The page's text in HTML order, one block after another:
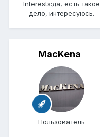
Interests:да, есть такое
дело, интересуюсь.
MacKena
Пользователь